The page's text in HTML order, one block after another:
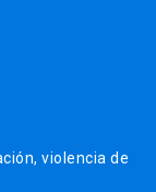
violencia de